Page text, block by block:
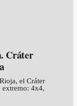
Cráter
el Cráter
extremo: 4x4,